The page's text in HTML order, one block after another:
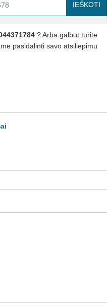
IEŠKOTI
? Arba galbūt turite
pasidalinti savo atsiliepimu